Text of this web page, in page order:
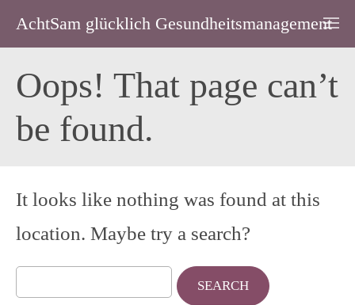
AchtSam glücklich Gesundheitsmanagement
Oops! That page can’t
be found.
It looks like nothing was found at this
location. Maybe try a search?